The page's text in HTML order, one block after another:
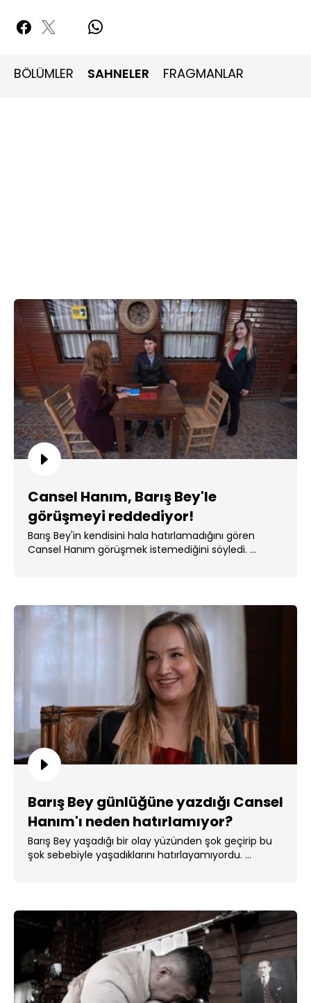
BÖLÜMLER SAHNELER FRAGMANLAR
Cansel Hanım, Barış Bey'le
görüşmeyi reddediyor!
Barış Bey'in kendisini hala hatırlamadığını gören
Cansel Hanım görüşmek istemediğini söyledi. ...
Barış Bey günlüğüne yazdığı Cansel
Hanım'ı neden hatırlamıyor?
Barış Bey yaşadığı bir olay yüzünden şok geçirip bu
şok sebebiyle yaşadıklarını hatırlayamıyordu. ...